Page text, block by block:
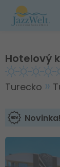
Hotelový
Turecko
Novinka!